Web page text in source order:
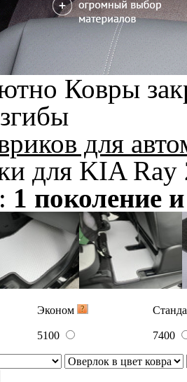
Ковры
для
для KIA Ray
1 поколение
Эконом
5100 7400